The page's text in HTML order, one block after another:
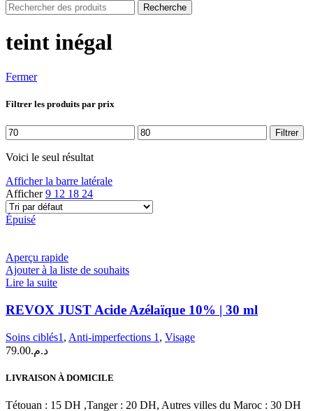
Recherche
teint inégal
Fermer
Filtrer les produits par prix
Prix
min
Prix
max
Filtrer
Voici le seul résultat
Afficher la barre latérale
Afficher9 12 18 24
Épuisé
Aperçu rapide
Ajouter à la liste de souhaits
Lire la suite
REVOX JUST Acide Azélaïque 10% | 30 ml
Soins ciblés1 , Anti-imperfections 1 , Visage
د.م.79.00
LIVRAISON À DOMICILE
Tétouan : 15 DH ,Tanger : 20 DH, Autres villes du Maroc : 30 DH